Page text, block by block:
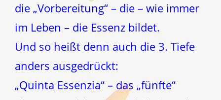
die „Vorbereitung“ – die – wie immer
im Leben – die Essenz bildet.
Und so heißt denn auch die 3. Tiefe
anders ausgedrückt:
„Quinta Essenzia“ – das „fünfte“